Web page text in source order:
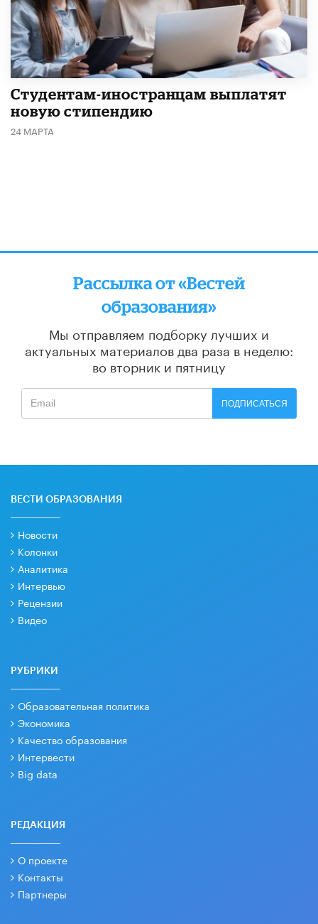
Студентам-иностранцам выплатят
новую стипендию
24 МАРТА
Рассылка от «Вестей
образования»
Мы отправляем подборку лучших и
актуальных материалов два раза в неделю:
во вторник и пятницу
ПОДПИСАТЬСЯ
ВЕСТИ ОБРАЗОВАНИЯ
Новости
Колонки
Аналитика
Интервью
Рецензии
Видео
РУБРИКИ
Образовательная политика
Экономика
Качество образования
Интервести
Big data
РЕДАКЦИЯ
О проекте
Контакты
Партнеры